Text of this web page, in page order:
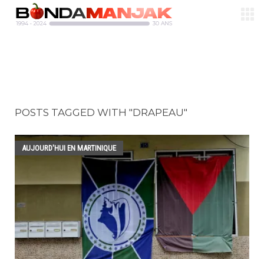
POSTS TAGGED WITH "DRAPEAU"
AUJOURD'HUI EN MARTINIQUE